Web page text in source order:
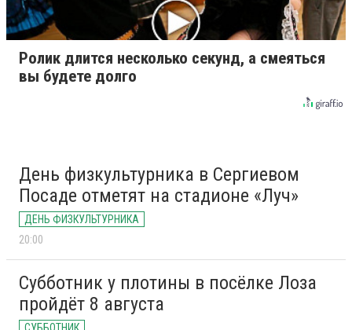
Ролик длится несколько секунд, а смеяться
вы будете долго
День физкультурника в Сергиевом
Посаде отметят на стадионе «Луч»
ДЕНЬ ФИЗКУЛЬТУРНИКА
20:00
Субботник у плотины в посёлке Лоза
пройдёт 8 августа